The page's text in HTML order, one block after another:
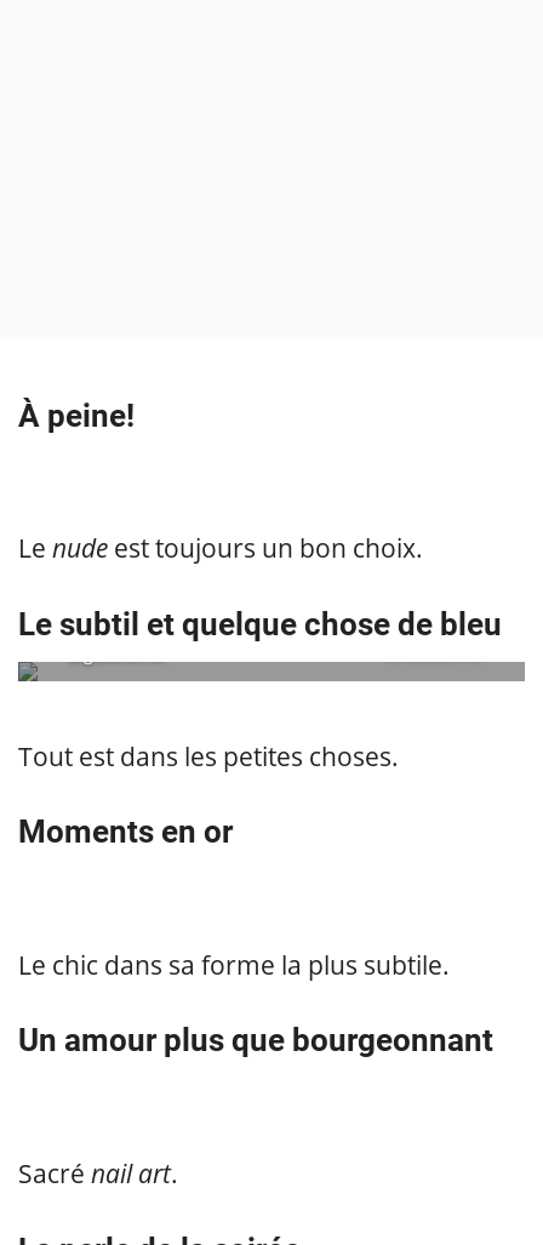
À peine!
Le nude est toujours un bon choix.
Le subtil et quelque chose de bleu
Tout est dans les petites choses.
Moments en or
Le chic dans sa forme la plus subtile.
Un amour plus que bourgeonnant
Sacré nail art.